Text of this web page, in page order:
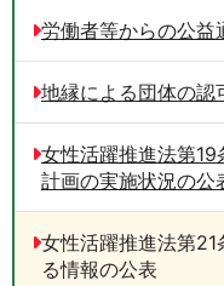
労働者等からの公益
地縁による団体の認
女性活躍推進法第
計画の実施状況の公
女性活躍推進法第
る情報の公表